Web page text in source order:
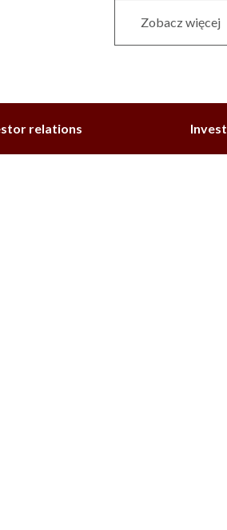
Zobacz więcej
relations Invest